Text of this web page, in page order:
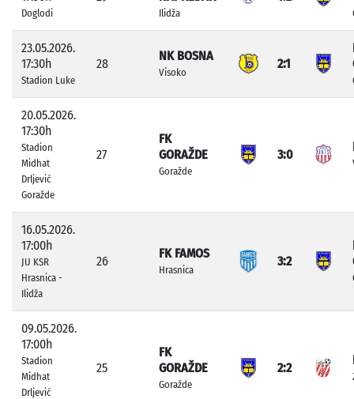
Doglodi Ilidža
23.05.2026.
17:30h
Stadion Luke
28
NK BOSNA
Visoko
2:1
20.05.2026.
17:30h
Stadion
Midhat
Drljević
Goražde
27
FK
GORAŽDE
Goražde
3:0
16.05.2026.
17:00h
JU KSR
Hrasnica -
Ilidža
26
FK FAMOS
Hrasnica
3:2
09.05.2026.
17:00h
Stadion
Midhat
Drljević
25
FK
GORAŽDE
Goražde
2:2